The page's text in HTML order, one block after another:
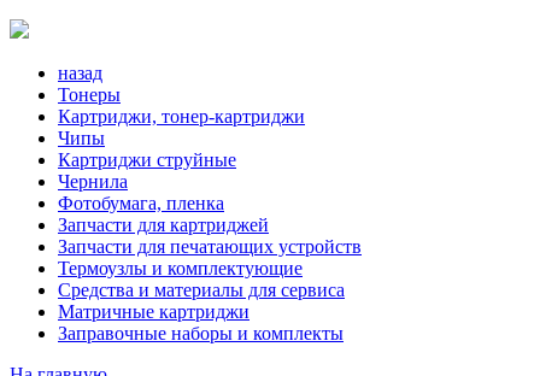
назад
Тонеры
Картриджи, тонер-картриджи
Чипы
Картриджи струйные
Чернила
Фотобумага, пленка
Запчасти для картриджей
Запчасти для печатающих устройств
Термоузлы и комплектующие
Средства и материалы для сервиса
Матричные картриджи
Заправочные наборы и комплекты